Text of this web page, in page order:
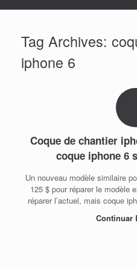
Tag Archives:
iphone 6
Coque de chantier
coque iphone 6
Un nouveau modèle similaire
125 $ pour réparer le modèle
réparer l’actuel, mais coque
Continuar